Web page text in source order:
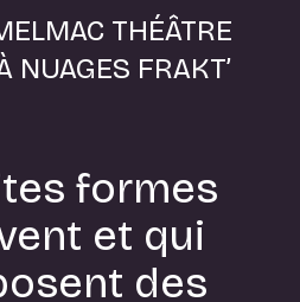
THÉÂTRE
NUAGES FRAKT’
formes
et qui
des